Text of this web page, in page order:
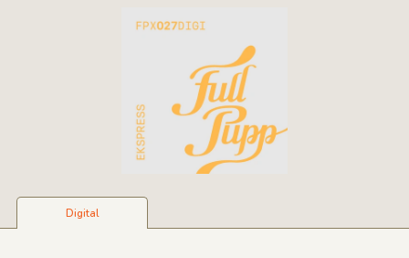
Digital